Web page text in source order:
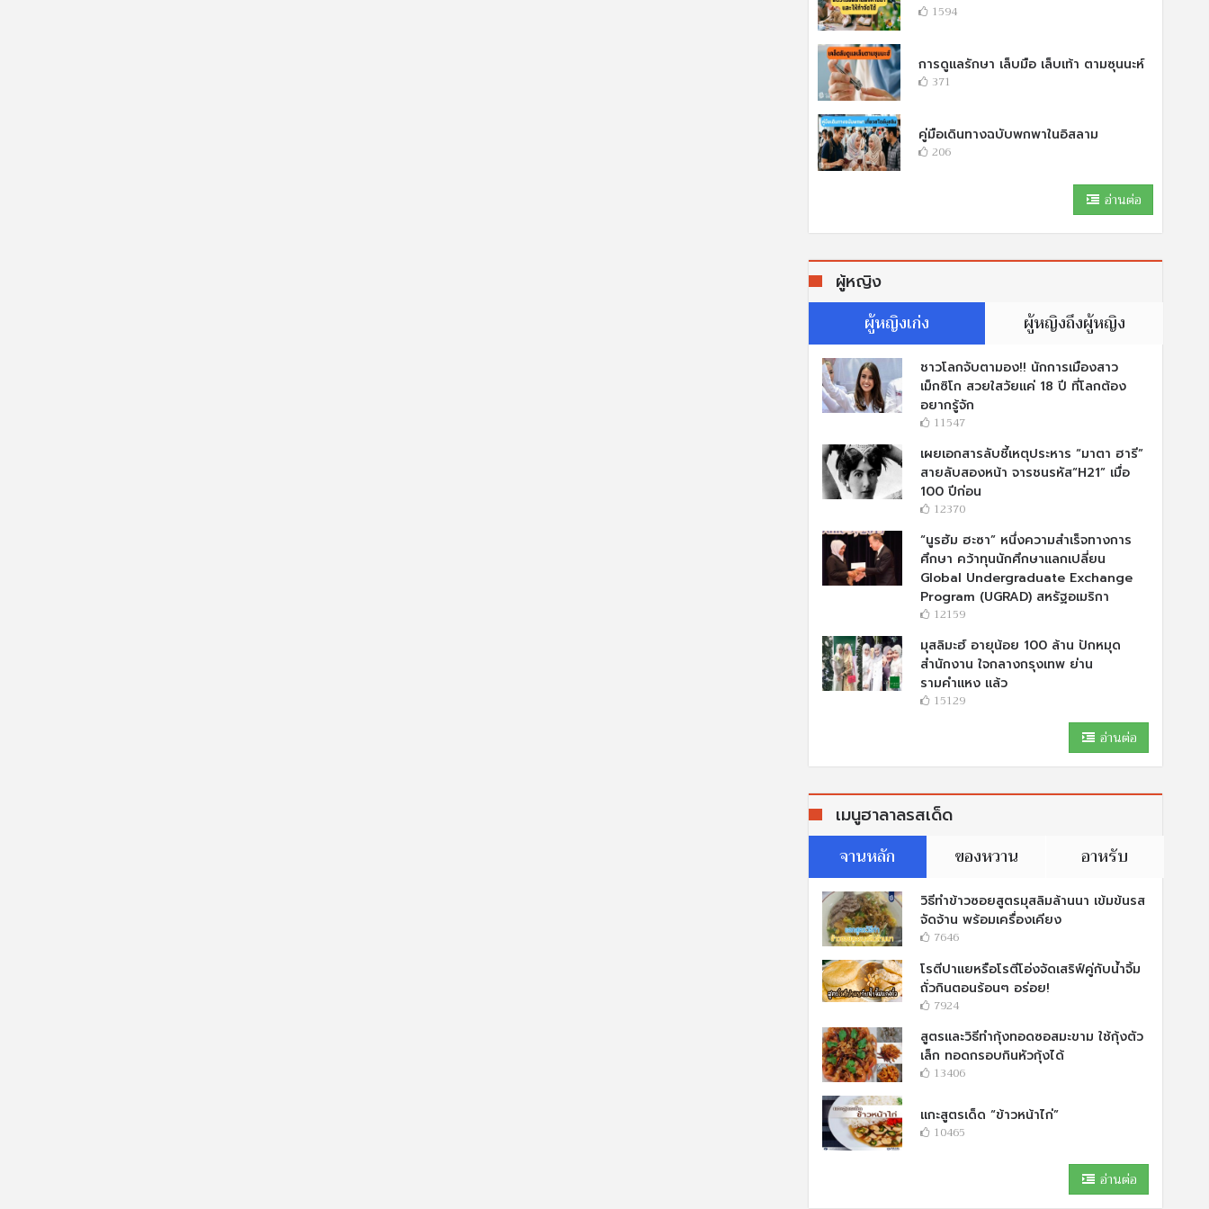
1594
การดูแลรักษา เล็บมือ เล็บเท้า ตามซุนนะห์
371
คู่มือเดินทางฉบับพกพาในอิสลาม
206
อ่านต่อ
ผู้หญิง
ผู้หญิงเก่ง ผู้หญิงถึงผู้หญิง
ชาวโลกจับตามอง!! นักการเมืองสาว
เม็กซิโก สวยใสวัยแค่ 18 ปี ที่โลกต้อง
อยากรู้จัก
11547
เผยเอกสารลับชี้เหตุประหาร “มาตา ฮารี”
สายลับสองหน้า จารชนรหัส“H21” เมื่อ
100 ปีก่อน
12370
“นูรฮัม ฮะซา” หนึ่งความสำเร็จทางการ
ศึกษา คว้าทุนนักศึกษาแลกเปลี่ยน
Global Undergraduate Exchange
Program (UGRAD) สหรัฐอเมริกา
12159
มุสลิมะฮ์ อายุน้อย 100 ล้าน ปักหมุด
สำนักงาน ใจกลางกรุงเทพ ย่าน
รามคำแหง แล้ว
15129
อ่านต่อ
เมนูฮาลาลรสเด็ด
จานหลัก ของหวาน อาหรับ
วิธีทำข้าวซอยสูตรมุสลิมล้านนา เข้มข้นรส
จัดจ้าน พร้อมเครื่องเคียง
7646
โรตีปาแยหรือโรตีโอ่งจัดเสริฟ์คู่กับนํ้าจิ้ม
ถั่วกินตอนร้อนๆ อร่อย!
7924
สูตรและวิธีทำกุ้งทอดซอสมะขาม ใช้กุ้งตัว
เล็ก ทอดกรอบกินหัวกุ้งได้
13406
แกะสูตรเด็ด “ข้าวหน้าไก่”
10465
อ่านต่อ